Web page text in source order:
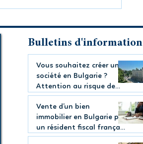
financières :
ayant reçu les
Bulletins d'information
Vous souhaitez créer une
société en Bulgarie ?
Attention au risque de
requalification fiscale
Vente d’un bien
immobilier en Bulgarie par
un résident fiscal français
: quelles déclarations en